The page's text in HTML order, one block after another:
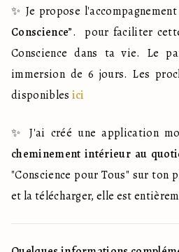
✨️ Je propose
Conscience”.  pour faciliter
Conscience dans ta vie. Le
immersion de 6 jours. Les
disponibles ici
cheminement intérieur au
"Conscience pour Tous" sur ton
et la télécharger, elle est